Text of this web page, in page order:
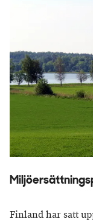
Finland har satt